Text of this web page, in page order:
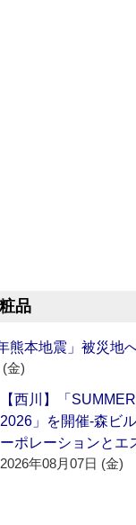
品
熊本地震」被災地
金)
【西川】「
2026」を開催‐森ビ
ーポレーションとエ
2026年08月07日 (金)